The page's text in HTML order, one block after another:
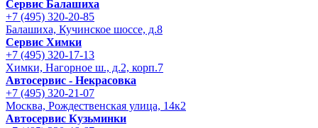
Сервис Балашиха
+7 (495) 320-20-85
Балашиха, Кучинское шоссе, д.8
Сервис Химки
+7 (495) 320-17-13
Химки, Нагорное ш., д.2, корп.7
Автосервис - Некрасовка
+7 (495) 320-21-07
Москва, Рождественская улица, 14к2
Автосервис Кузьминки